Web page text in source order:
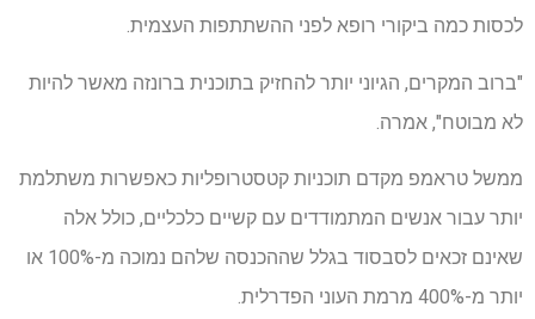
לכסות כמה ביקורי רופא לפני ההשתתפות העצמית.
"ברוב המקרים, הגיוני יותר להחזיק בתוכנית ברונזה מאשר להיות
לא מבוטח", אמרה.
ממשל טראמפ מקדם תוכניות קטסטרופליות כאפשרות משתלמת
יותר עבור אנשים המתמודדים עם קשיים כלכליים, כולל אלה
שאינם זכאים לסבסוד בגלל שההכנסה שלהם נמוכה מ-100% או
יותר מ-400% מרמת העוני הפדרלית.